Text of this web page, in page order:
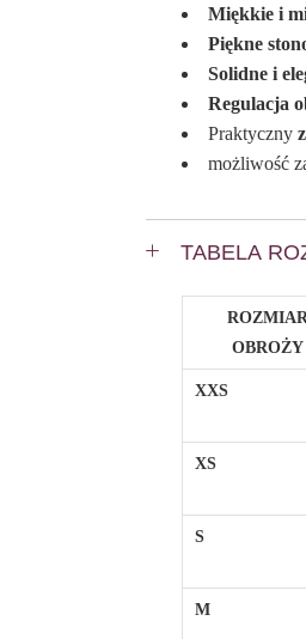
Miękkie i
Piękne
Solidne i
Regulacja
Praktyczny
możliwość
TABELA
ROZMIAR
OBROŻY
XXS
XS
S
M